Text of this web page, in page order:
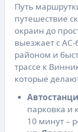
Путь
путешествие
окраин до
выезжает с
районом и
трассе к
которые
парковка и
10 минут –